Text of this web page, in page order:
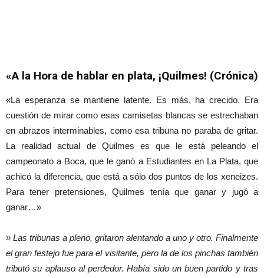
«A la Hora de hablar en plata, ¡Quilmes! (Crónica)
«La esperanza se mantiene latente. Es más, ha crecido. Era
cuestión de mirar como esas camisetas blancas se estrechaban
en abrazos interminables, como esa tribuna no paraba de gritar.
La realidad actual de Quilmes es que le está peleando el
campeonato a Boca, que le ganó a Estudiantes en La Plata, que
achicó la diferencia, que está a sólo dos puntos de los xeneizes.
Para tener pretensiones, Quilmes tenía que ganar y jugó a
ganar…»
» Las tribunas a pleno, gritaron alentando a uno y otro. Finalmente
el gran festejo fue para el visitante, pero la de los pinchas también
tributó su aplauso al perdedor. Había sido un buen partido y tras